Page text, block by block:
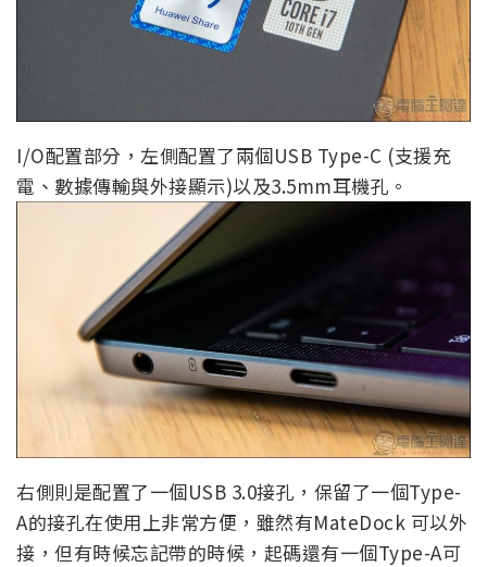
I/O配置部分，左側配置了兩個USB Type-C (支援充
電、數據傳輸與外接顯示)以及3.5mm耳機孔。
右側則是配置了一個USB 3.0接孔，保留了一個Type-
A的接孔在使用上非常方便，雖然有MateDock 可以外
接，但有時候忘記帶的時候，起碼還有一個Type-A可